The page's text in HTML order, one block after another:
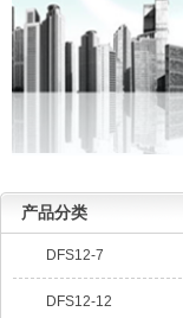
产品分类
DFS12-7
DFS12-12